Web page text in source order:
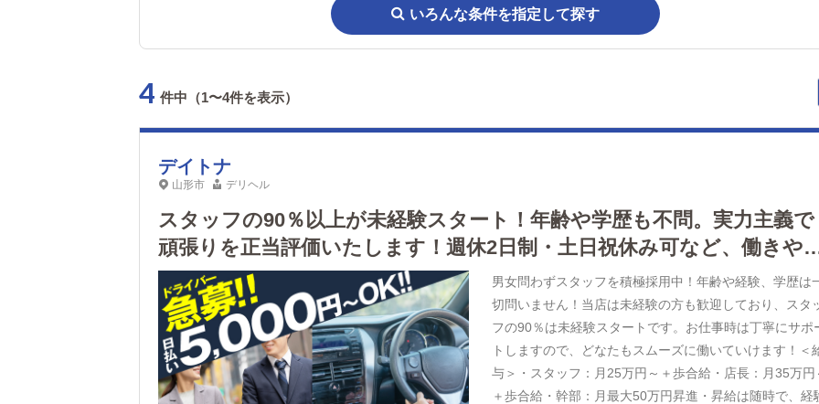
いろんな条件を指定して探す
4 件中（1〜4件を表示）
デイトナ
山形市 デリヘル
スタッフの90％以上が未経験スタート！年齢や学歴も不問。実力主義で
頑張りを正当評価いたします！週休2日制・土日祝休み可など、働きや
さも特徴です！
男女問わずスタッフを積極採用中！年齢や経験、学歴は
切問いません！当店は未経験の方も歓迎しており、スタ
フの90％は未経験スタートです。お仕事時は丁寧にサポ
トしますので、どなたもスムーズに働いていけます！＜
与＞・スタッフ：月25万円～＋歩合給・店長：月35万円
＋歩合給・幹部：月最大50万円昇進・昇給は随時で、経